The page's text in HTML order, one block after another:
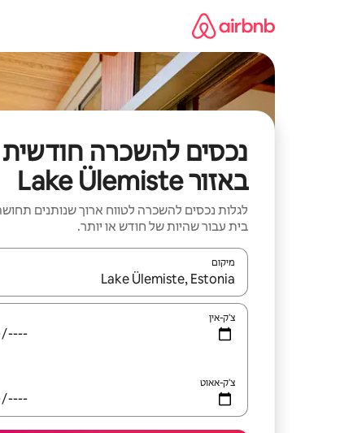
נכסים להשכרה חודשית
באזור Lake Ülemiste
לגלות נכסים להשכרה לטווח ארוך שנותנים
בית עבור שהיות של חודש או יותר.
מיקום
כאשר התוצאות יהיו זמינות, יש לנווט עם מקשי
צ'ק-אין
צ'ק-אאוט